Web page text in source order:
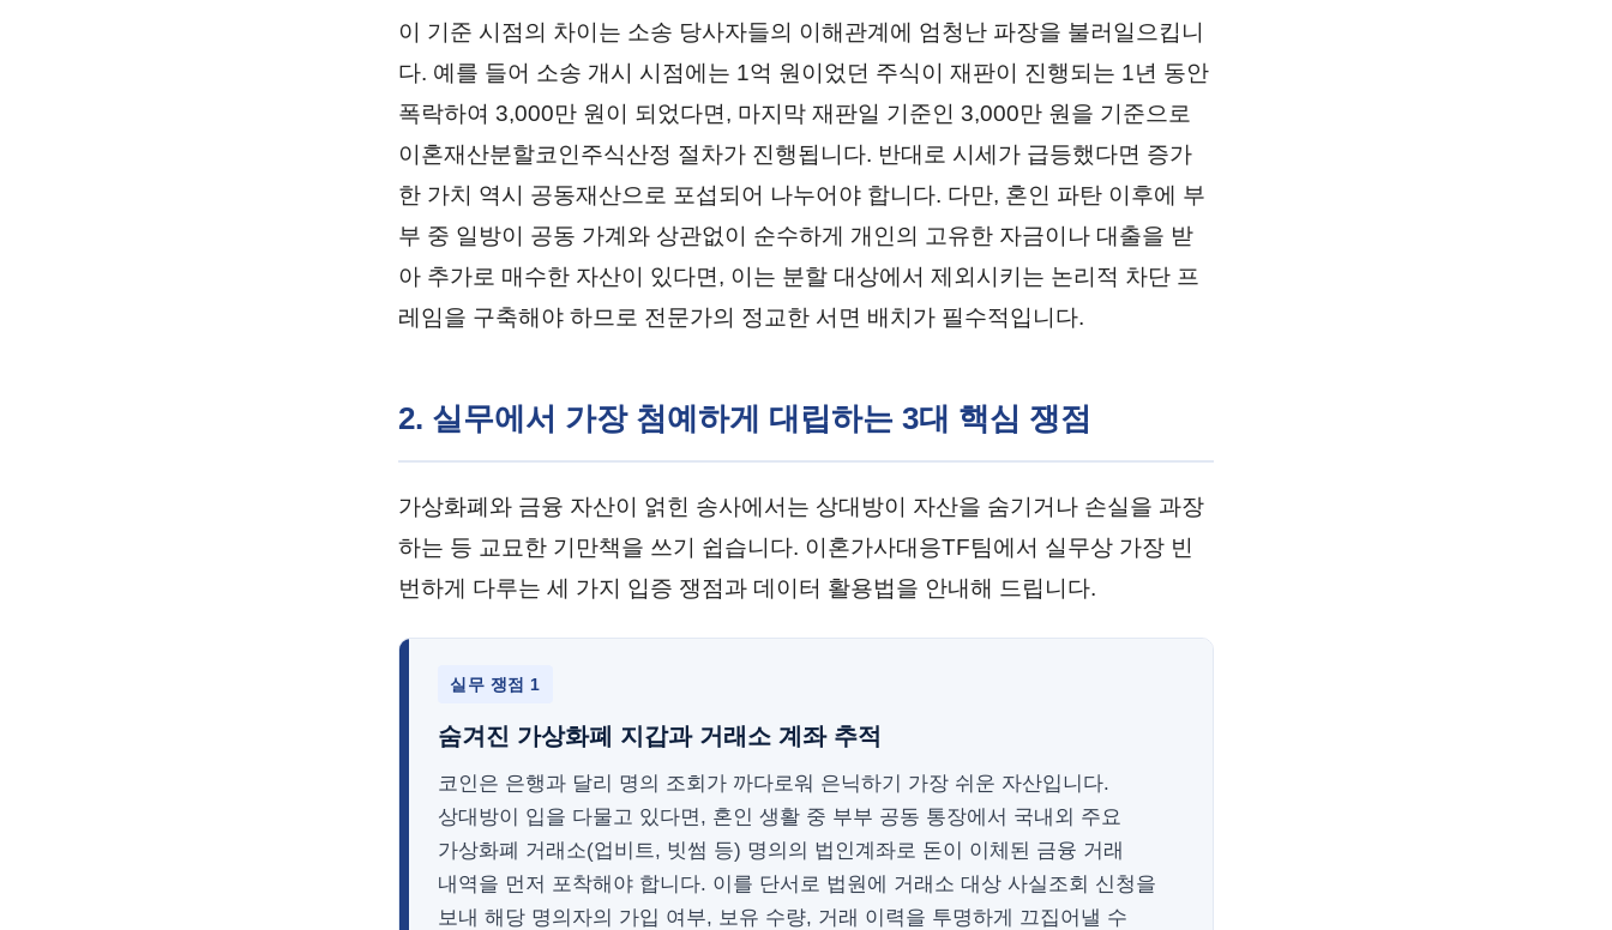
이 기준 시점의 차이는 소송 당사자들의 이해관계에 엄청난 파장을 불러일으킵니
다. 예를 들어 소송 개시 시점에는 1억 원이었던 주식이 재판이 진행되는 1년 동안
폭락하여 3,000만 원이 되었다면, 마지막 재판일 기준인 3,000만 원을 기준으로
이혼재산분할코인주식산정 절차가 진행됩니다. 반대로 시세가 급등했다면 증가
한 가치 역시 공동재산으로 포섭되어 나누어야 합니다. 다만, 혼인 파탄 이후에 부
부 중 일방이 공동 가계와 상관없이 순수하게 개인의 고유한 자금이나 대출을 받
아 추가로 매수한 자산이 있다면, 이는 분할 대상에서 제외시키는 논리적 차단 프
레임을 구축해야 하므로 전문가의 정교한 서면 배치가 필수적입니다.
2. 실무에서 가장 첨예하게 대립하는 3대 핵심 쟁점
가상화폐와 금융 자산이 얽힌 송사에서는 상대방이 자산을 숨기거나 손실을 과장
하는 등 교묘한 기만책을 쓰기 쉽습니다. 이혼가사대응TF팀에서 실무상 가장 빈
번하게 다루는 세 가지 입증 쟁점과 데이터 활용법을 안내해 드립니다.
실무 쟁점 1
숨겨진 가상화폐 지갑과 거래소 계좌 추적
코인은 은행과 달리 명의 조회가 까다로워 은닉하기 가장 쉬운 자산입니다.
상대방이 입을 다물고 있다면, 혼인 생활 중 부부 공동 통장에서 국내외 주요
가상화폐 거래소(업비트, 빗썸 등) 명의의 법인계좌로 돈이 이체된 금융 거래
내역을 먼저 포착해야 합니다. 이를 단서로 법원에 거래소 대상 사실조회 신청을
보내 해당 명의자의 가입 여부, 보유 수량, 거래 이력을 투명하게 끄집어낼 수